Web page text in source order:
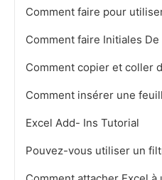
Comment faire Initiales
Excel Add- Ins Tutorial